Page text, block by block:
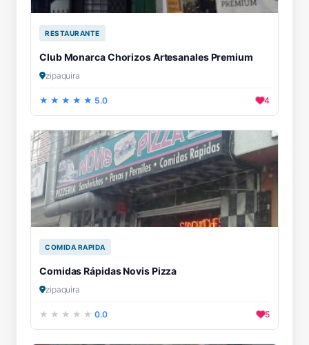
RESTAURANTE
Club Monarca Chorizos Artesanales Premium
zipaquira
5.0 4
COMIDA RAPIDA
Comidas Rápidas Novis Pizza
zipaquira
0.0 5